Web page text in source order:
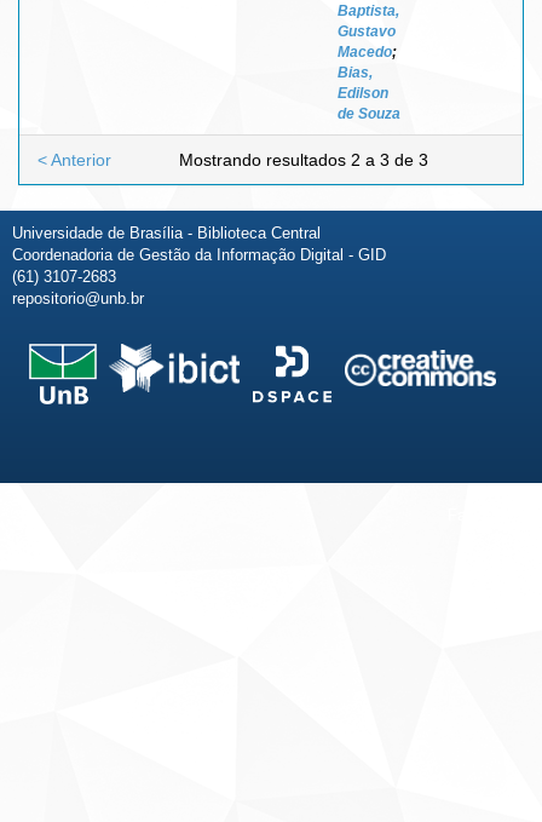
Baptista,
Gustavo
Macedo;
Bias,
Edilson
de Souza
Mostrando resultados 2 a 3 de 3
< Anterior
Universidade de Brasília - Biblioteca Central
Coordenadoria de Gestão da Informação Digital - GID
(61) 3107-2683
repositorio@unb.br